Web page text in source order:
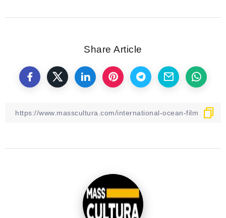
Share Article